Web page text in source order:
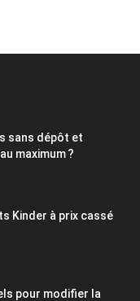
sans dépôt et
maximum ?
Kinder à prix cassé
pour modifier la